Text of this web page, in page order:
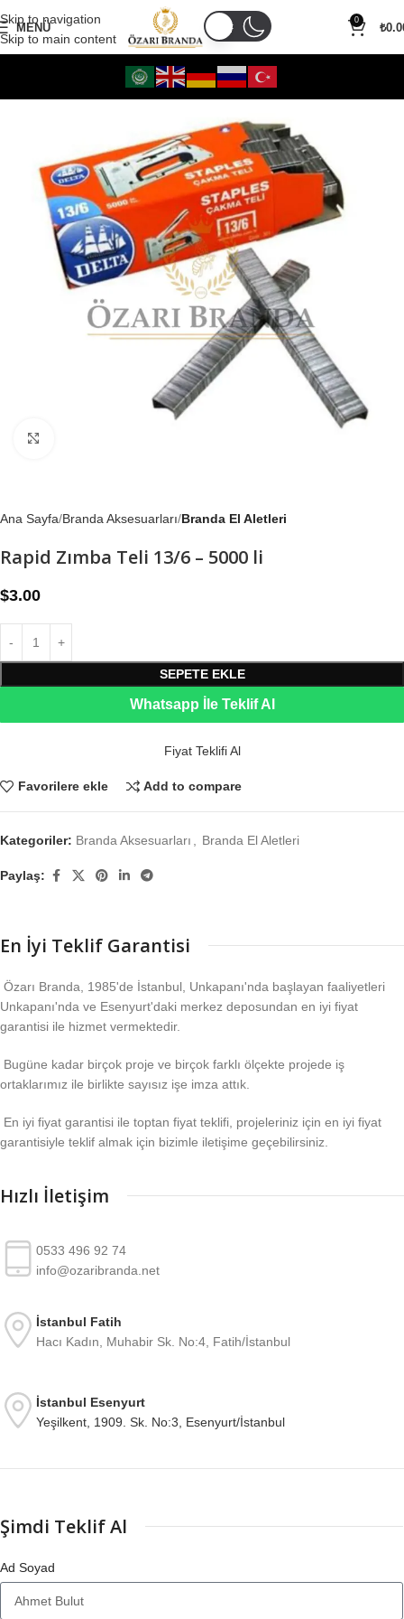
Skip to navigation
Skip to main content
MENÜ
0
₺
Ana Sayfa Branda Aksesuarları Branda El Aletleri
Rapid Zımba Teli 13/6 – 5000 li
$3.00
SEPETE EKLE
Whatsapp İle Teklif Al
Fiyat Teklifi Al
Favorilere ekle Add to compare
Kategoriler: Branda Aksesuarları Branda El Aletleri
Paylaş:
En İyi Teklif Garantisi
Özarı Branda, 1985'de İstanbul, Unkapanı'nda başlayan faaliyetleri
Unkapanı'nda ve Esenyurt'daki merkez deposundan en iyi fiyat
garantisi ile hizmet vermektedir.
Bugüne kadar birçok proje ve birçok farklı ölçekte projede iş
ortaklarımız ile birlikte sayısız işe imza attık.
En iyi fiyat garantisi ile toptan fiyat teklifi, projeleriniz için en iyi fiyat
garantisiyle teklif almak için bizimle iletişime geçebilirsiniz.
Hızlı İletişim
0533 496 92 74
info@ozaribranda.net
İstanbul Fatih
Hacı Kadın, Muhabir Sk. No:4, Fatih/İstanbul
İstanbul Esenyurt
Yeşilkent, 1909. Sk. No:3, Esenyurt/İstanbul
Şimdi Teklif Al
Ad Soyad